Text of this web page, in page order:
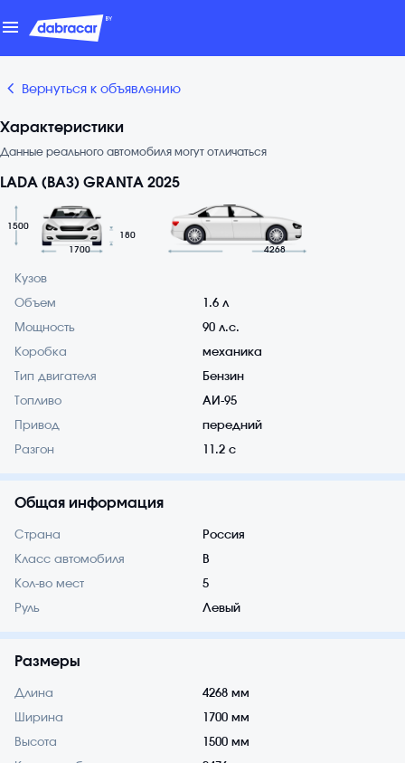
menu
chevron_backward Вернуться к объявлению
Характеристики
Данные реального автомобиля могут отличаться
LADA (ВАЗ) GRANTA 2025
1700
1500
180
4268
Кузов
Объем 1.6 л
Мощность 90 л.с.
Коробка механика
Тип двигателя Бензин
Топливо АИ-95
Привод передний
Разгон 11.2 с
Общая информация
Страна Россия
Класс автомобиля B
Кол-во мест 5
Руль Левый
Размеры
Длина 4268 мм
Ширина 1700 мм
Высота 1500 мм